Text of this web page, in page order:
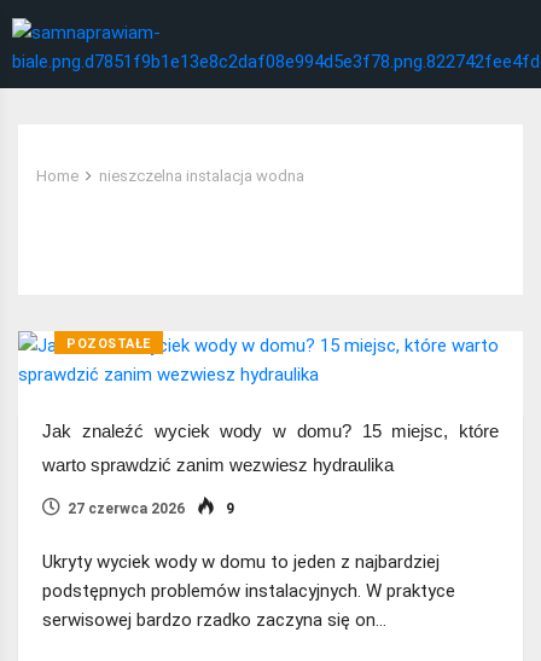
Home nieszczelna instalacja wodna
POZOSTAŁE
Jak znaleźć wyciek wody w domu? 15 miejsc, które
warto sprawdzić zanim wezwiesz hydraulika
27 czerwca 2026 9
Ukryty wyciek wody w domu to jeden z najbardziej
podstępnych problemów instalacyjnych. W praktyce
serwisowej bardzo rzadko zaczyna się on…